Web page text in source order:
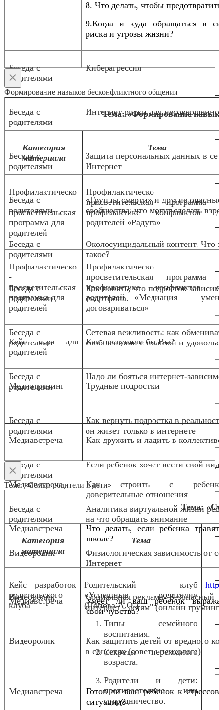
8. Что делать, чтобы
9.Когда и куда обращаться в
риска и угрозы жизни?
Беседа с
родителями
Киберагрессия
Беседа с
родителями
Интернет риски для
Беседа с
родителями
Защита персональных данных в
Интернет
Беседа с
родителями
«Группы смерти» и другие
сообщества: что могут сделать
Беседа с
родителями
Околосуицидальный контент. Что
такое?
Беседа с
родителями
Как понять, что подросток
смартфона.
Беседа с
родителями
Сетевая вежливость: как
сообщениями с пользой и
Беседа с
родителями
Надо ли бояться интернет-
Беседа с
родителями
Как вернуть подростка в
он живет только в интернете
Беседа с
родителями
Если ребенок хочет вести свой
Беседа с
родителями
Аналитика виртуальной жизни
на что обращать внимание
Видеоролик
Физиологическая зависимость от
Интернет
Видеоролик
Социальная реклама "Безопасный
интернет - детям" (онлайн
Видеоролик
Как защитить детей от вредного
в соцсетях (советы психолога)
×
Формирование навыков бесконфликтного общения
Тема: «Формирование
Категория
материала
Тема
Профилактическо
-
просветительская
программа для
родителей
просветительская программа
профилактике конфликтов
родителей «Радуга»
Профилактическо
-
просветительская
программа для
родителей
просветительская программа
профилактике конфликтов
родителей «Медиация –
договариваться»
Кейс игра для
родителей
Как поступили бы Вы?
Медиатренинг Трудные подростки
Медиавстреча Как дружить и ладить в
Медиавстреча
Как строить с
доверительные отношения
Медиавстреча
Что делать, если ребенка
школе?
Медиавстреча
Умеет ли ваш ребенок
свои чувства?
Медиавстреча
Готов ли ваш ребенок к
ситуации?
×
Тема: «Семья: родители и дети»
Тема:
Категория
материала
Тема
Кейс разработок
родительского
клуба
Родительский клуб
«Успешные родители»
(Попова А.О.)
Типы семейного
воспитания.
Секреты переходного
возраста.
Родители и дети:
противостояние или
сотрудничество.